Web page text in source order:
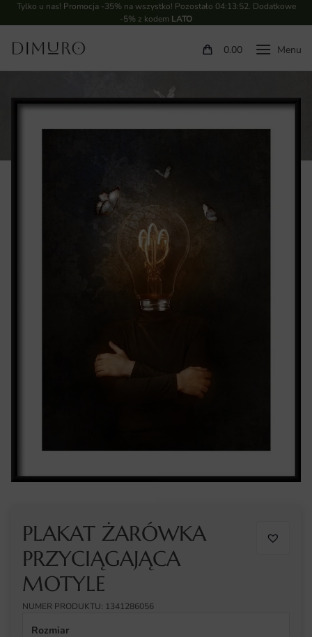
Tylko u nas! Promocja -35% na wszystko! Pozostało 04:13:52. Dodatkowe
-5% z kodem LATO
0.00
PLAKAT ŻARÓWKA
PRZYCIĄGAJĄCA
MOTYLE
NUMER PRODUKTU: 1341286056
Rozmiar